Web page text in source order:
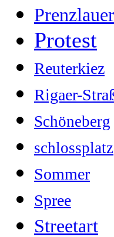
Protest
Reuterkiez
Rigaer-
Schöneberg
schlossplatz
Sommer
Spree
Streetart